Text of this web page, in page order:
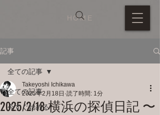
HOME
記事
全ての記事
今すぐ始める
全ての記事
2025/2/18 横浜の探偵日記 〜
Takeyoshi Ichikawa
2025年2月18日 読了時間: 1分